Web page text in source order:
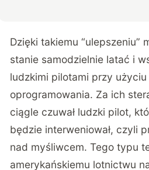
Dzięki takiemu “ulepszeniu”
stanie samodzielnie latać i
ludzkimi pilotami przy
oprogramowania. Za ich
ciągle czuwał ludzki pilot,
będzie interweniował, czyli
nad myśliwcem. Tego typu
amerykańskiemu lotnictwu